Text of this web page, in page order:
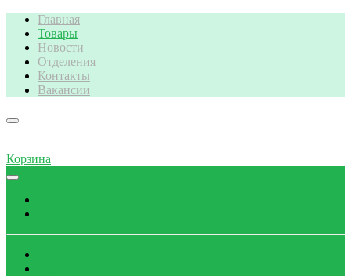
Главная
Товары
Новости
Отделения
Контакты
Вакансии
Корзина